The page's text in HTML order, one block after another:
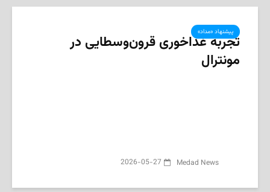
پیشنهاد «مداد»
تجربه غذاخوری قرون‌وسطایی در
مونترال
2026-05-27